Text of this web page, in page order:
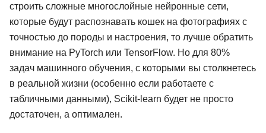
строить сложные многослойные нейронные сети,
которые будут распознавать кошек на фотографиях с
точностью до породы и настроения, то лучше обратить
внимание на PyTorch или TensorFlow. Но для 80%
задач машинного обучения, с которыми вы столкнетесь
в реальной жизни (особенно если работаете с
табличными данными), Scikit-learn будет не просто
достаточен, а оптимален.